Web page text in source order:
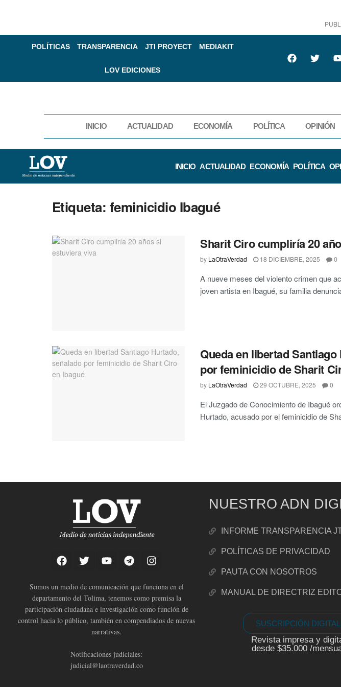
POLÍTICAS TRANSPARENCIA JTI PROYECT MEDIAKIT
LOV EDICIONES
INICIO ACTUALIDAD ECONOMÍA POLÍTICA OPINIÓN
INICIO ACTUALIDAD ECONOMÍA POLÍTICA
Etiqueta: feminicidio Ibagué
Sharit Ciro cumpliría 20
by LaOtraVerdad 18 DICIEMBRE, 2025 0
​A nueve meses del violento crimen que
joven artista en Ibagué, su familia
Queda en libertad
por feminicidio de Sharit
by LaOtraVerdad 29 OCTUBRE, 2025 0
El Juzgado de Conocimiento de Ibagué
Hurtado, acusado por el feminicidio de
Somos un medio de comunicación que funciona en el
departamento del Tolima, tenemos como premisa la
participación ciudadana e investigación como función de
control hacia lo público, también en compendiados de nuevas
narrativas.
Notificaciones judiciales:
judicial@laotraverdad.co
NUESTRO ADN
INFORME TRANSPARENCIA
POLÍTICAS DE PRIVACIDAD
PAUTA CON NOSOTROS
MANUAL DE DIRECTRIZ
SUSCRIPCIÓN DIGITAL
Revista impresa y
desde $35.000 /